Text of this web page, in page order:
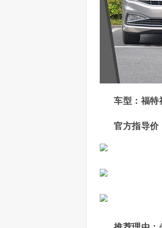
车型：福特
官方指导价